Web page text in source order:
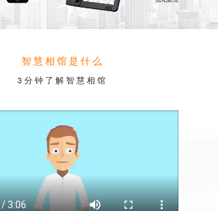
智慧相馆是什么
3分钟了解智慧相馆